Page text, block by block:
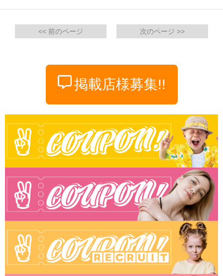
<< 前のページ 次のページ >>
掲載店様募集!!